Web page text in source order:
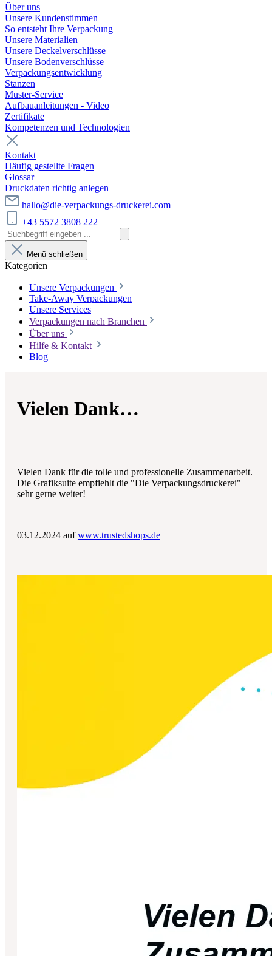
Über uns
Unsere Kundenstimmen
So entsteht Ihre Verpackung
Unsere Materialien
Unsere Deckelverschlüsse
Unsere Bodenverschlüsse
Verpackungsentwicklung
Stanzen
Muster-Service
Aufbauanleitungen - Video
Zertifikate
Kompetenzen und Technologien
Kontakt
Häufig gestellte Fragen
Glossar
Druckdaten richtig anlegen
hallo@die-verpackungs-druckerei.com
+43 5572 3808 222
Menü schließen
Kategorien
Unsere Verpackungen
Take-Away Verpackungen
Unsere Services
Verpackungen nach Branchen
Über uns
Hilfe & Kontakt
Blog
Vielen Dank…
Vielen Dank für die tolle und professionelle Zusammenarbeit.
Die Grafiksuite empfiehlt die "Die Verpackungsdruckerei"
sehr gerne weiter!
03.12.2024 aufwww.trustedshops.de